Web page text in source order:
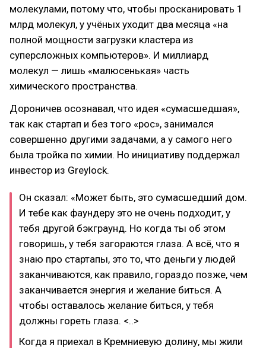
молекулами, потому что, чтобы просканировать 1
млрд молекул, у учёных уходит два месяца «на
полной мощности загрузки кластера из
суперсложных компьютеров». И миллиард
молекул — лишь «малюсенькая» часть
химического пространства.
Дороничев осознавал, что идея «сумасшедшая»,
так как стартап и без того «рос», занимался
совершенно другими задачами, а у самого него
была тройка по химии. Но инициативу поддержал
инвестор из Greylock.
Он сказал: «Может быть, это сумасшедший дом.
И тебе как фаундеру это не очень подходит, у
тебя другой бэкграунд. Но когда ты об этом
говоришь, у тебя загораются глаза. А всё, что я
знаю про стартапы, это то, что деньги у людей
заканчиваются, как правило, гораздо позже, чем
заканчивается энергия и желание биться. А
чтобы оставалось желание биться, у тебя
должны гореть глаза. <..>
Когда я приехал в Кремниевую долину, мы жили